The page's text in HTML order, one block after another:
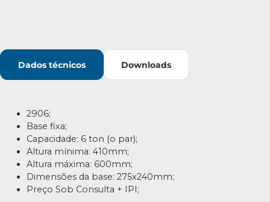
Dados técnicos Downloads
2906;
Base fixa;
Capacidade: 6 ton (o par);
Altura mínima: 410mm;
Altura máxima: 600mm;
Dimensões da base: 275x240mm;
Preço Sob Consulta + IPI;